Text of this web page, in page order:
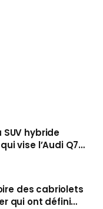
hybride
vise l’Audi Q7
des cabriolets
qui ont défini